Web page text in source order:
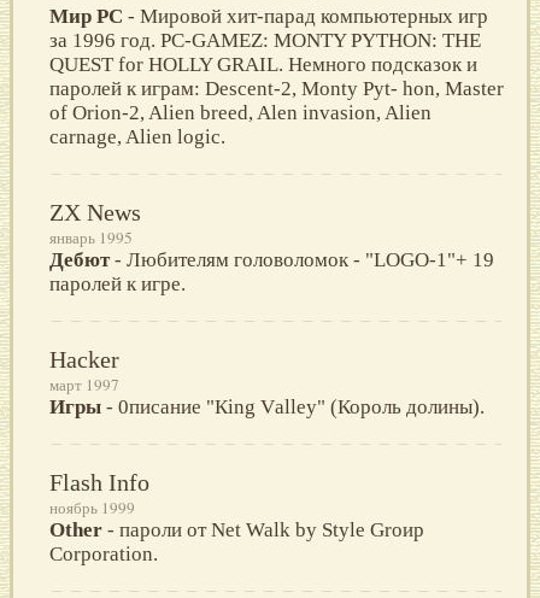
Мир PC - Мировой хит-парад компьютерных игр
за 1996 год. PC-GAMEZ: MONTY PYTHON: THE
QUEST for HOLLY GRAIL. Немного подсказок и
паролей к играм: Descent-2, Monty Pyt- hon, Master
of Orion-2, Alien breed, Alen invasion, Alien
carnage, Alien logic.
ZX News
январь 1995
Дебют- Любителям головоломок - "LOGO-1"+ 19
паролей к игре.
Hacker
март 1997
Игры - 0писание "Кing Vаllеу" (Король долины).
Flash Info
ноябрь 1999
Other - пароли от Net Walk by Style Grоиp
Соrpоratiоn.